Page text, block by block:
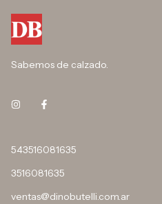
Sabemos de calzado.
543516081635
3516081635
ventas@dinobutelli.com.ar